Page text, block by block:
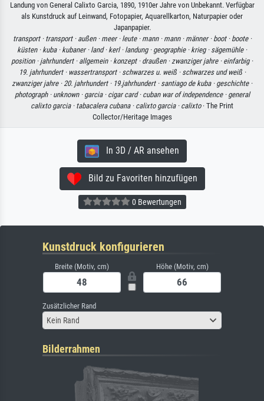
Landung von General Calixto Garcia, 1890, 1910er Jahre von Unbekannt. Verfügbar
als Kunstdruck auf Leinwand, Fotopapier, Aquarellkarton, Naturpapier oder
Japanpapier.
transport · transport · außen · meer · leute · mann · mann · männer · boot · boote ·
küsten · kuba · kubaner · land · kerl · landung · geographie · krieg · sägemühle ·
position · jahrhundert · allgemein · konzept · draußen ·zwanziger jahre · einfarbig ·
19. jahrhundert · wassertransport · schwarzes u. weiß · schwarzes und weiß ·
zwanziger jahre ·20. jahrhundert · 19.jahrhundert · santiago de kuba · geschichte ·
photograph · unknown · garcia · cigar card · cuban war of independence · general
calixto garcia · tabacalera cubana · calixto garcia · calixto· The Print
Collector/Heritage Images
In 3D / AR ansehen
Bild zu Favoriten hinzufügen
0 Bewertungen
Kunstdruck konfigurieren
Breite (Motiv, cm) Höhe (Motiv, cm)
Zusätzlicher Rand
Kein Rand
Bilderrahmen